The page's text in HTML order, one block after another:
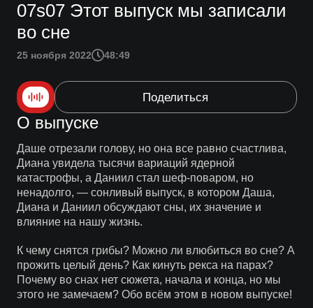
07s07 Этот выпуск мы записали
во сне
25 ноября 2022 48:49
Поделиться
О выпуске
Даше отрезали голову, но она все равно счастлива,
Диана увидела тысячи вариаций ядерной
катастрофы, а Даниил стал шеф-поваром, но
ненадолго, — сонливый выпуск, в котором Даша,
Диана и Даниил обсуждают сны, их значение и
влияние на нашу жизнь.
К чему снятся грибы? Можно ли влюбиться во сне? А
прожить целый день? Как кинуть рекса на парах?
Почему во снах нет сюжета, начала и конца, но мы
этого не замечаем? Обо всём этом в новом выпуске!